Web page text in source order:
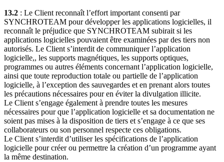
13.2 : Le Client reconnaît l’effort important consenti par
SYNCHROTEAM pour développer les applications logicielles, il
reconnaît le préjudice que SYNCHROTEAM subirait si les
applications logicielles pouvaient être examinées par des tiers non
autorisés. Le Client s’interdit de communiquer l’application
logicielle,, les supports magnétiques, les supports optiques,
programmes ou autres éléments concernant l’application logicielle,
ainsi que toute reproduction totale ou partielle de l’application
logicielle, à l’exception des sauvegardes et en prenant alors toutes
les précautions nécessaires pour en éviter la divulgation illicite.
Le Client s’engage également à prendre toutes les mesures
nécessaires pour que l’application logicielle et sa documentation ne
soient pas mises à la disposition de tiers et s’engage à ce que ses
collaborateurs ou son personnel respecte ces obligations.
Le Client s’interdit d’utiliser les spécifications de l’application
logicielle pour créer ou permettre la création d’un programme ayant
la même destination.